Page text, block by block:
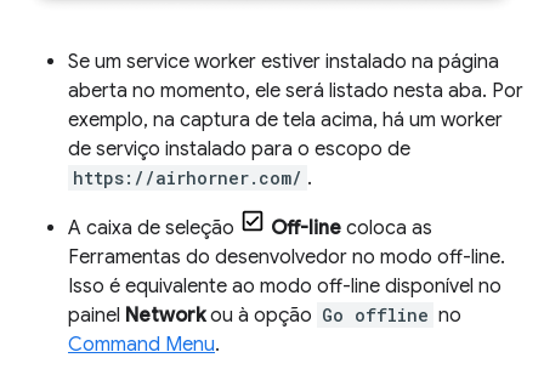
Se um service worker estiver instalado na página
aberta no momento, ele será listado nesta aba. Por
exemplo, na captura de tela acima, há um worker
de serviço instalado para o escopo de
https://airhorner.com/ .
A caixa de seleção Off-line coloca as
Ferramentas do desenvolvedor no modo off-line.
Isso é equivalente ao modo off-line disponível no
painel Networkou à opção Go offline no
Command Menu.